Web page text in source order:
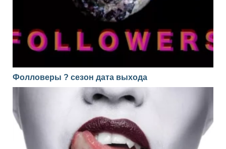
Фолловеры ? сезон дата выхода